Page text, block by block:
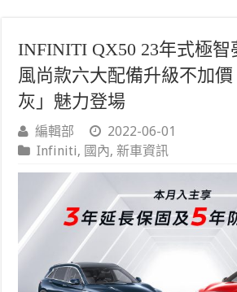
INFINITI QX50 23年式極智
風尚款六大配備升級不加
灰」魅力登場
編輯部
2022-06-01
Infiniti, 國內,新車資訊